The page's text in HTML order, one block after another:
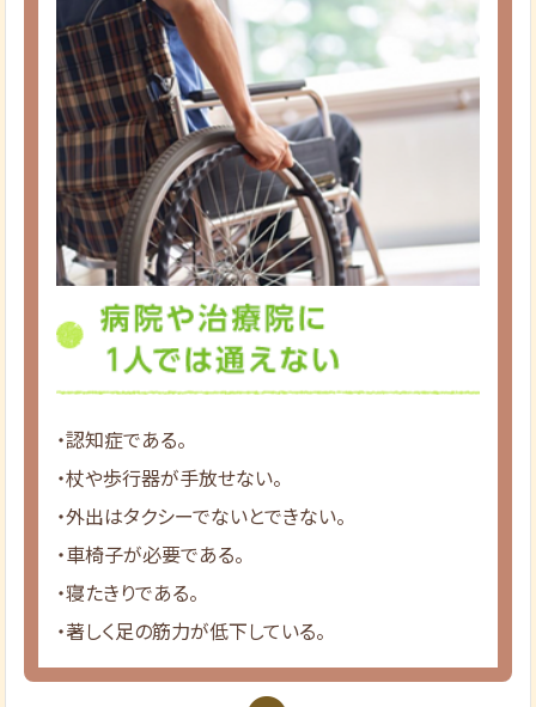
・認知症である。
・杖や歩行器が手放せない。
・外出はタクシーでないとできない。
・車椅子が必要である。
・寝たきりである。
・著しく足の筋力が低下している。